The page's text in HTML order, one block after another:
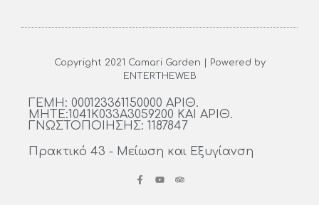
Copyright 2021 Camari Garden | Powered by
ENTERTHEWEB
ΓΕΜΗ: 000123361150000 ΑΡΙΘ.
ΜΗΤΕ:1041Κ033Α3059200 ΚΑΙ ΑΡΙΘ.
ΓΝΩΣΤΟΠΟΙΗΣΗΣ: 1187847
Πρακτικό 43 - Μείωση και Εξυγίανση
F
a
Y
o
T
r